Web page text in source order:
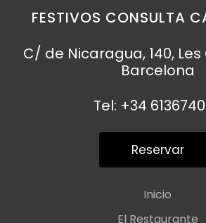
FESTIVOS CONSULTA
C/ de Nicaragua, 140,
Barcelona
Tel: +34
Reservar
Inicio
El Restaurante